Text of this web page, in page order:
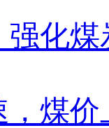
强化
煤